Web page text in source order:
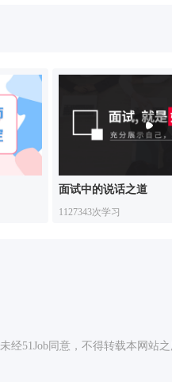
面试中的说话之道
1127343次学习
未经51Job同意，不得转载本网站